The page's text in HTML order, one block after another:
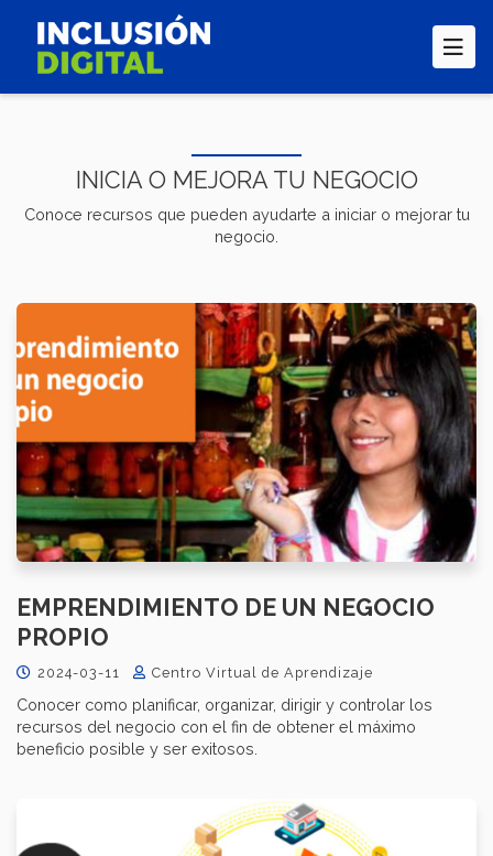
contenido
principal
INICIA O MEJORA TU NEGOCIO
Conoce recursos que pueden ayudarte a iniciar o mejorar tu
negocio.
EMPRENDIMIENTO DE UN NEGOCIO
PROPIO
2024-03-11 Centro Virtual de Aprendizaje
Conocer como planificar, organizar, dirigir y controlar los
recursos del negocio con el fin de obtener el máximo
beneficio posible y ser exitosos.